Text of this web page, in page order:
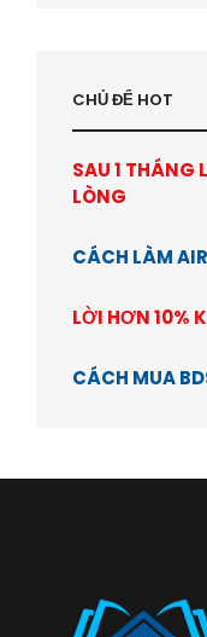
CHỦ ĐỂ HOT
SAU 1 THÁNG
LÒNG
CÁCH LÀM
LỜI HƠN 10%
CÁCH MUA